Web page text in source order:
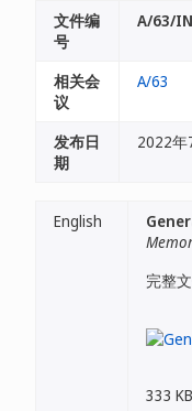
文件编
号
A/63/
相关会
议
A/63
发布日
期
2022年
English
完整
333 KB